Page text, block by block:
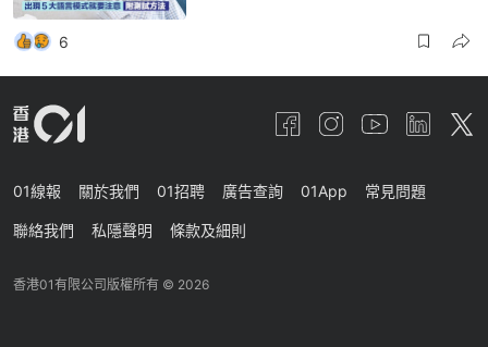
6
01線報 關於我們 01招聘 廣告查詢 01App 常見問題
聯絡我們 私隱聲明 條款及細則
香港01有限公司版權所有 © 2026